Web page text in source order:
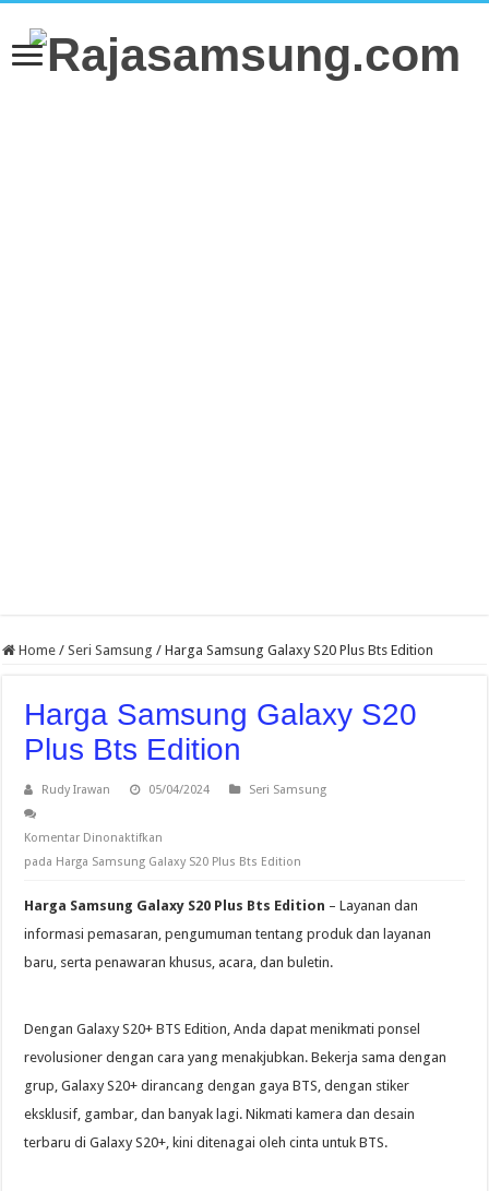
Home / Seri Samsung / Harga Samsung Galaxy S20 Plus Bts Edition
Harga Samsung Galaxy S20
Plus Bts Edition
Rudy Irawan 05/04/2024 Seri Samsung
Komentar Dinonaktifkan
pada Harga Samsung Galaxy S20 Plus Bts Edition
Harga Samsung Galaxy S20 Plus Bts Edition – Layanan dan
informasi pemasaran, pengumuman tentang produk dan layanan
baru, serta penawaran khusus, acara, dan buletin.
Dengan Galaxy S20+ BTS Edition, Anda dapat menikmati ponsel
revolusioner dengan cara yang menakjubkan. Bekerja sama dengan
grup, Galaxy S20+ dirancang dengan gaya BTS, dengan stiker
eksklusif, gambar, dan banyak lagi. Nikmati kamera dan desain
terbaru di Galaxy S20+, kini ditenagai oleh cinta untuk BTS.